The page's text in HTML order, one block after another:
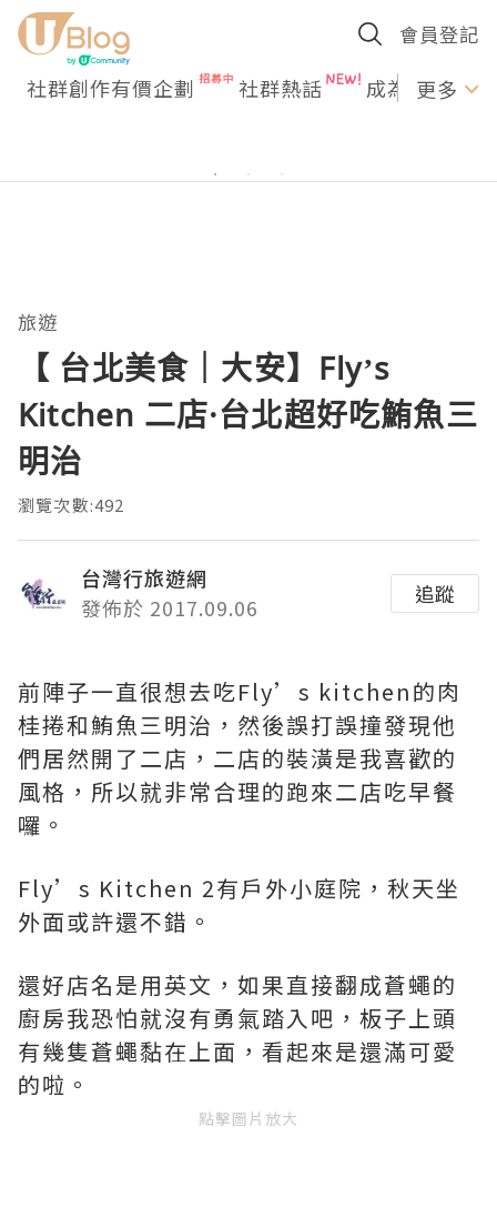
會員登記
社群創作有價企劃 社群熱話 成為U更多
旅遊
【 台北美食｜大安】Fly’s
Kitchen 二店·台北超好吃鮪魚三
明治
瀏覽次數:492
台灣行旅遊網
發佈於 2017.09.06
追蹤
前陣子一直很想去吃Fly’s kitchen的肉
桂捲和鮪魚三明治，然後誤打誤撞發現他
們居然開了二店，二店的裝潢是我喜歡的
風格，所以就非常合理的跑來二店吃早餐
囉。
Fly’s Kitchen 2有戶外小庭院，秋天坐
外面或許還不錯。
還好店名是用英文，如果直接翻成蒼蠅的
廚房我恐怕就沒有勇氣踏入吧，板子上頭
有幾隻蒼蠅黏在上面，看起來是還滿可愛
的啦。
點擊圖片放大